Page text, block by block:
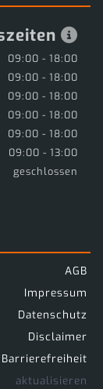
09:00 - 18:00
09:00 - 18:00
09:00 - 18:00
09:00 - 18:00
09:00 - 18:00
09:00 - 13:00
geschlossen
AGB
Impressum
Datenschutz
Disclaimer
Barrierefreiheit
aktualisieren